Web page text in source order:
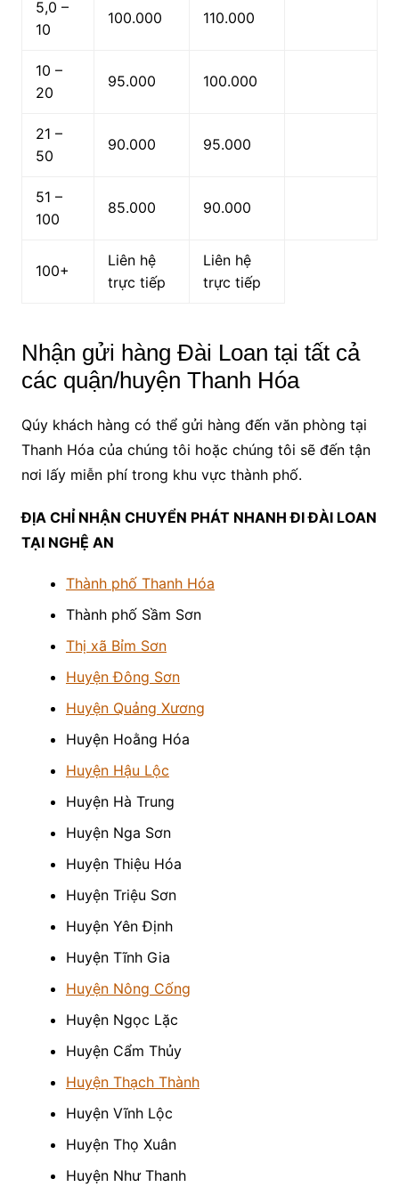
5,0 –
10
100.000 110.000
10 –
20
95.000 100.000
21 –
50
90.000 95.000
51 –
100
85.000 90.000
100+
Liên hệ
trực tiếp
Liên hệ
trực tiếp
Nhận gửi hàng Đài Loan tại tất cả
các quận/huyện Thanh Hóa
Qúy khách hàng có thể gửi hàng đến văn phòng tại
Thanh Hóa của chúng tôi hoặc chúng tôi sẽ đến tận
nơi lấy miễn phí trong khu vực thành phố.
ĐỊA CHỈ NHẬN CHUYỂN PHÁT NHANH ĐI ĐÀI LOAN
TẠI NGHỆ AN
Thành phố Thanh Hóa
Thành phố Sầm Sơn
Thị xã Bỉm Sơn
Huyện Đông Sơn
Huyện Quảng Xương
Huyện Hoằng Hóa
Huyện Hậu Lộc
Huyện Hà Trung
Huyện Nga Sơn
Huyện Thiệu Hóa
Huyện Triệu Sơn
Huyện Yên Định
Huyện Tĩnh Gia
Huyện Nông Cống
Huyện Ngọc Lặc
Huyện Cẩm Thủy
Huyện Thạch Thành
Huyện Vĩnh Lộc
Huyện Thọ Xuân
Huyện Như Thanh